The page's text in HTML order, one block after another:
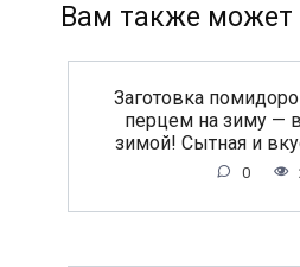
Вам также может
Заготовка
перцем на зиму —
зимой! Сытная и
0